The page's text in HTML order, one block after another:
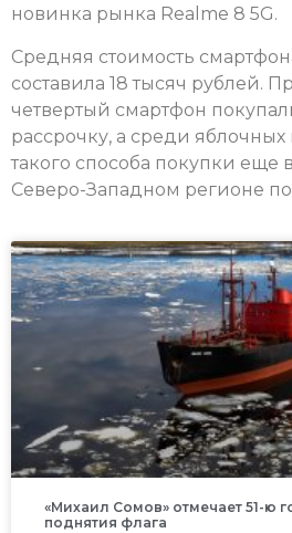
новинка рынка Realme 8 5G.
Средняя стоимость
составила 18 тысяч рублей.
четвертый смартфон
рассрочку, а среди яблочных
такого способа покупки еще
Северо-Западном регионе
«Михаил Сомов» отмечает 51-ю
поднятия флага